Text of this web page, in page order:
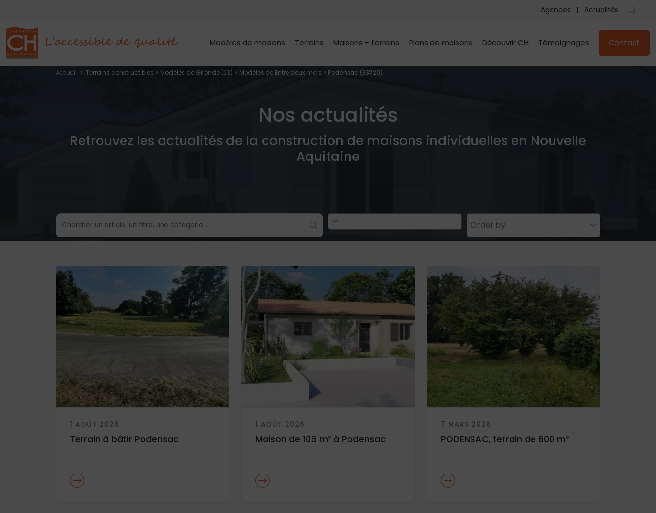
Agences Actualités
Modèles de maisons Terrains Maisons + terrains Plans de maisons Découvrir CH Témoignages Contact
Accueil > Terrains constructibles > Modèles de Gironde (33) > Modèles de Entre deux mers > Podensac (33720)
Nos actualités
Retrouvez les actualités de la construction de maisons individuelles en Nouvelle
Aquitaine
Order by
1 AOÛT 2026
Terrain à bâtir Podensac
1 AOÛT 2026
Maison de 105 m² à Podensac
7 MARS 2026
PODENSAC, terrain de 600 m²